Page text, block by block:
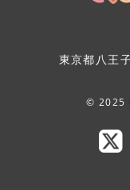
東京都八王
© 2025